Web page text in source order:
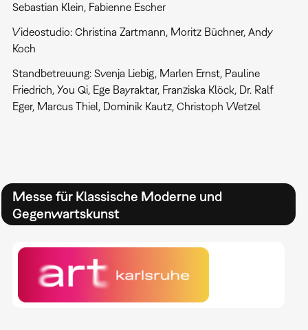
Sebastian Klein, Fabienne Escher
Videostudio: Christina Zartmann, Moritz Büchner, Andy
Koch
Standbetreuung: Svenja Liebig, Marlen Ernst, Pauline
Friedrich, You Qi, Ege Bayraktar, Franziska Klöck, Dr. Ralf
Eger, Marcus Thiel, Dominik Kautz, Christoph Wetzel
Messe für Klassische Moderne und
Gegenwartskunst